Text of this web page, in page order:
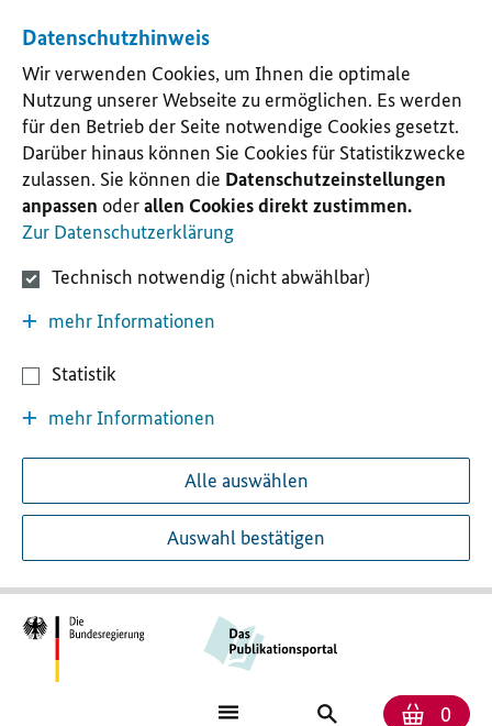
Datenschutzhinweis
Wir verwenden Cookies, um Ihnen die optimale
Nutzung unserer Webseite zu ermöglichen. Es werden
für den Betrieb der Seite notwendige Cookies gesetzt.
Darüber hinaus können Sie Cookies für Statistikzwecke
zulassen. Sie können die Datenschutzeinstellungen
anpassen oderallen Cookies direkt zustimmen.
Zur Datenschutzerklärung
Technisch notwendig (nicht abwählbar)
mehr Informationen
Statistik
mehr Informationen
Alle auswählen
Auswahl bestätigen
0